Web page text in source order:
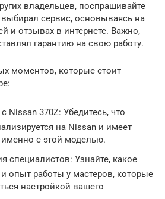
владельцев, поспрашивайте
сервис, основываясь на
и отзывах в интернете. Важно,
гарантию на свою работу.
моментов, которые стоит
Nissan 370Z: Убедитесь, что
на Nissan и имеет
с этой моделью.
специалистов: Узнайте, какое
опыт работы у мастеров, которые
настройкой вашего